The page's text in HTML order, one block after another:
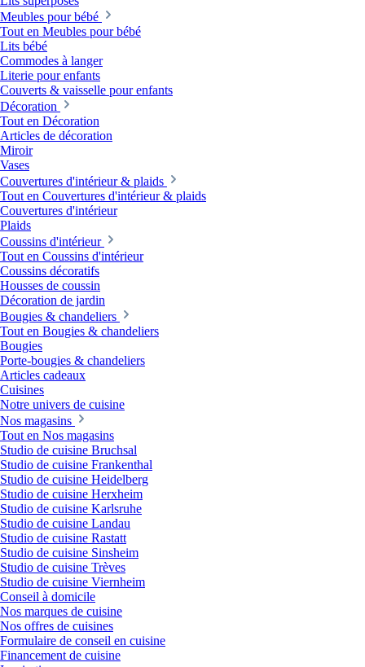
Meubles pour bébé
Tout en Meubles pour bébé
Lits bébé
Commodes à langer
Literie pour enfants
Couverts & vaisselle pour enfants
Décoration
Tout en Décoration
Articles de décoration
Miroir
Vases
Couvertures d'intérieur & plaids
Tout en Couvertures d'intérieur & plaids
Couvertures d'intérieur
Plaids
Coussins d'intérieur
Tout en Coussins d'intérieur
Coussins décoratifs
Housses de coussin
Décoration de jardin
Bougies & chandeliers
Tout en Bougies & chandeliers
Bougies
Porte-bougies & chandeliers
Articles cadeaux
Cuisines
Notre univers de cuisine
Nos magasins
Tout en Nos magasins
Studio de cuisine Bruchsal
Studio de cuisine Frankenthal
Studio de cuisine Heidelberg
Studio de cuisine Herxheim
Studio de cuisine Karlsruhe
Studio de cuisine Landau
Studio de cuisine Rastatt
Studio de cuisine Sinsheim
Studio de cuisine Trèves
Studio de cuisine Viernheim
Conseil à domicile
Nos marques de cuisine
Nos offres de cuisines
Formulaire de conseil en cuisine
Financement de cuisine